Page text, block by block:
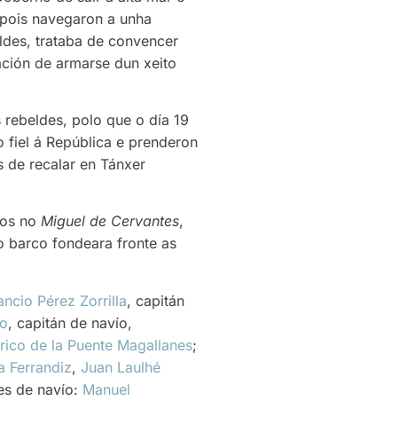
navegaron a unha
trataba de convencer
de armarse dun xeito
polo que o día 19
á República e prenderon
de recalar en Tánxer
no Miguel de Cervantes,
barco fondeara fronte as
Pérez Zorrilla, capitán
, capitán de navío,
de la Puente Magallanes;
Ferrandiz, Juan Laulhé
de navío: Manuel